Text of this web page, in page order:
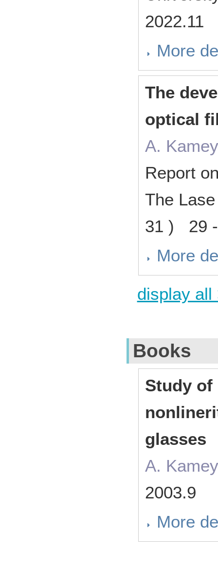
2022.11
More
The
optical
A.
Report
The
31 ) 29
More
display all
Books
Study of
glasses
A.
2003.9
More